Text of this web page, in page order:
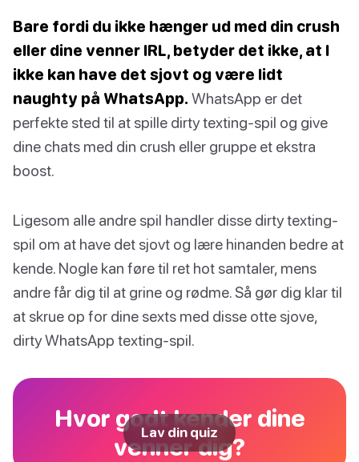
Bare fordi du ikke hænger ud med din crush
eller dine venner IRL, betyder det ikke, at I
ikke kan have det sjovt og være lidt
naughty på WhatsApp. WhatsApp er det
perfekte sted til at spille dirty texting-spil og give
dine chats med din crush eller gruppe et ekstra
boost.
Ligesom alle andre spil handler disse dirty texting-
spil om at have det sjovt og lære hinanden bedre at
kende. Nogle kan føre til ret hot samtaler, mens
andre får dig til at grine og rødme. Så gør dig klar til
at skrue op for dine sexts med disse otte sjove,
dirty WhatsApp texting-spil.
Hvor godt kender dine
venner dig?
Lav din quiz